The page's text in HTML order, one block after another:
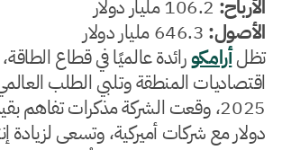
الأرباح:
الأصول:
تظلأرامكورائدة عالميًا في قطاع
اقتصاديات المنطقة وتلبي الطلب
دولار مع شركات أميركية، وتسعى لزيادة